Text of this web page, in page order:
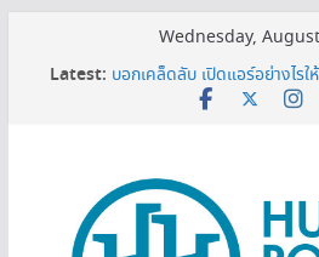
content
Wednesday,
Latest: บอกเคล็ดลับ เปิดแอร์อย่างไร
MINI BALLOON FESTIVAL
เครื่องกรองน้ำเซนเซอร์ ดียัง